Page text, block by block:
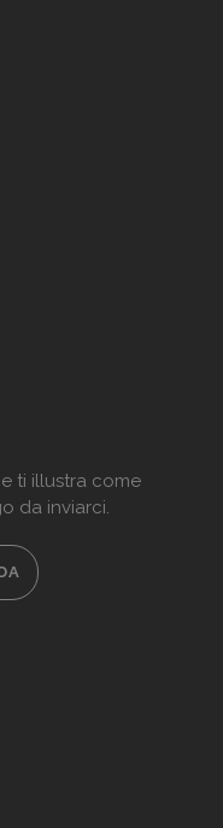
ti illustra come
da inviarci.